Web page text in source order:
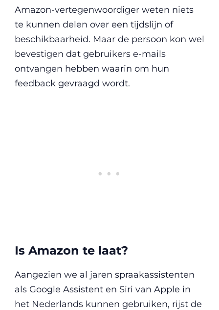
Amazon-vertegenwoordiger weten niets
te kunnen delen over een tijdslijn of
beschikbaarheid. Maar de persoon kon wel
bevestigen dat gebruikers e-mails
ontvangen hebben waarin om hun
feedback gevraagd wordt.
Is Amazon te laat?
Aangezien we al jaren spraakassistenten
als Google Assistent en Siri van Apple in
het Nederlands kunnen gebruiken, rijst de